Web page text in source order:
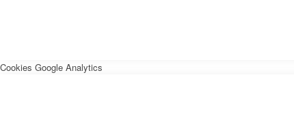
Cookies Google Analytics